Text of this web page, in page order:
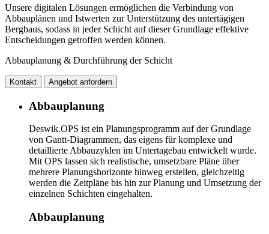
Unsere digitalen Lösungen ermöglichen die Verbindung von
Abbauplänen und Istwerten zur Unterstützung des untertägigen
Bergbaus, sodass in jeder Schicht auf dieser Grundlage effektive
Entscheidungen getroffen werden können.
Abbauplanung & Durchführung der Schicht
Kontakt Angebot anfordern
Abbauplanung
Deswik.OPS ist ein Planungsprogramm auf der Grundlage
von Gantt-Diagrammen, das eigens für komplexe und
detaillierte Abbauzyklen im Untertagebau entwickelt wurde.
Mit OPS lassen sich realistische, umsetzbare Pläne über
mehrere Planungshorizonte hinweg erstellen, gleichzeitig
werden die Zeitpläne bis hin zur Planung und Umsetzung der
einzelnen Schichten eingehalten.
Abbauplanung